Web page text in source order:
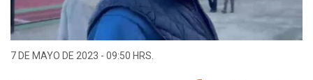
7 DE MAYO DE 2023 - 09:50 HRS.